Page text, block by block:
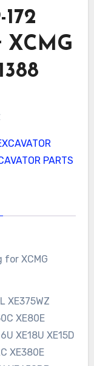
XCMG
PARTS
XCMG
XE375WZ
XE80E
XE18U XE15D
XE380E